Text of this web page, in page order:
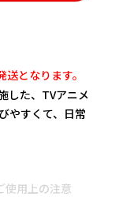
となります。
した、TVアニメ
やすくて、日常
使用上の注意